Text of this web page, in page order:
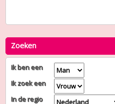
Zoeken
Ik ben een
Ik zoek een
In de regio